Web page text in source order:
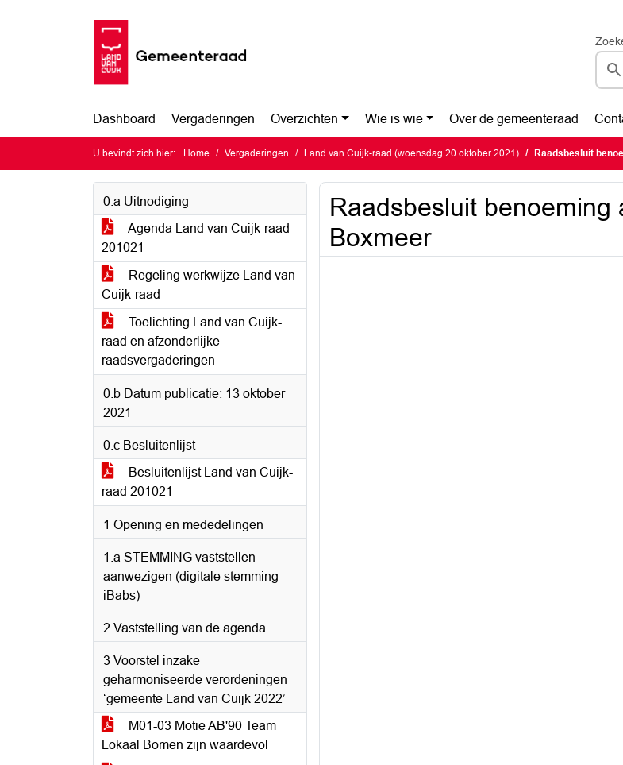
Ga naar de inhoud van deze pagina
Ga naar het zoeken
Ga naar het menu
Dashboard Vergaderingen Overzichten Wie is wie Over de gemeenteraad
U bevindt zich hier: Home Vergaderingen Land van Cuijk-raad (woensdag 20 oktober 2021) Raadsbesluit
0.a Uitnodiging
Agenda Land van Cuijk-raad
201021
Regeling werkwijze Land van
Cuijk-raad
Toelichting Land van Cuijk-
raad en afzonderlijke
raadsvergaderingen
0.b Datum publicatie: 13 oktober
2021
0.c Besluitenlijst
Besluitenlijst Land van Cuijk-
raad 201021
1 Opening en mededelingen
1.a STEMMING vaststellen
aanwezigen (digitale stemming
iBabs)
2 Vaststelling van de agenda
3 Voorstel inzake
geharmoniseerde verordeningen
‘gemeente Land van Cuijk 2022’
M01-03 Motie AB'90 Team
Lokaal Bomen zijn waardevol
Raadsbesluit benoeming
Boxmeer